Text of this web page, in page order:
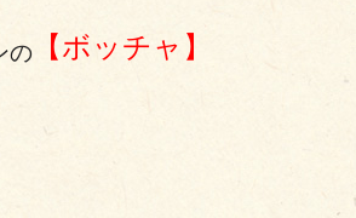
の 【ボッチャ】